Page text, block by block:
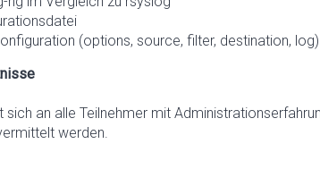
(options, source, filter, destination, log)
sich an alle Teilnehmer mit
werden.